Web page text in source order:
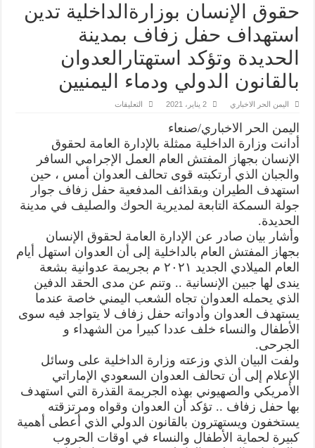
حقوق الإنسان بوزارةالداخلية تدين
استهداف حفل زفاف بمدينة
الحديدة وتؤكد استهتارالعدوان
بالقانون الدولي ودماء اليمنيين
اليمن الحر الاخباري 2 يناير، 2021 التعليقات
تدين
استهداف
حفل
زفاف
بمدينة
الحديدة
وتؤكد
استهتارالعدوان
بالقانون
ودماء
اليمنيين
مغلقة
اليمن الحر الاخباري/صنعاء
أدانت وزارة الداخلية ممثلة بالإدارة العامة لحقوق
الإنسان بجهاز المفتش العام العمل الإجرامي السافر
والجبان الذي أرتكبته قوى تحالف العدوان أمس ، حين
استهدف الطيران وبقذائف المدفعية حفل زفاف جوار
جولة السمكة التابعة لمديرية الحوك والصليف في مدينة
الحديدة.
وأشار بيان صادر عن الإدارة العامة لحقوق الإنسان
بجهاز المفتش العام بالداخلية إلى أن العدوان استهل أيام
العام الميلادي الجديد ٢٠٢١ م بجريمة عدوانية بشعة
يندى لها جبين الإنسانية .. وتنم عن مدى الحقد الدفين
الذي يحمله العدوان تجاه الشعب اليمني خاصة عندما
يستهدف العدوان وأدواته حفل زفاف لا يتواجد فيه سوى
الأطفال والنساء خلف عددا كبيرا من الشهداء و
الجرحى.
ولفت البيان الذي وزعته وزارة الداخلية على وسائل
الإعلام إلى أن تحالف العدوان السعودي الإماراتي
الأمريكي والصهيوني بهذه الجريمة القذرة التي استهدف
بها حفل زفاف .. تؤكد أن العدوان وقواه ومرتزقته
يستخفون ويستهترون بالقانون الدولي الذي أعطى أهمية
كبيرة لحماية الأطفال والنساء في اوقات الحروب